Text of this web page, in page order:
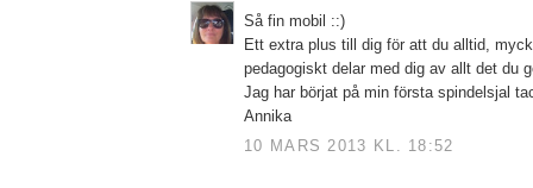
Så fin mobil ::)
Ett extra plus till dig för att du alltid,
pedagogiskt delar med dig av allt det du
Jag har börjat på min första spindelsjal
Annika
10 MARS 2013 KL. 18:52